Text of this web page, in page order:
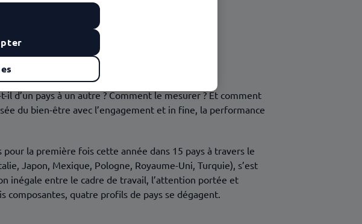
d’un pays à un autre ? Comment le mesurer ? Et comment
du bien-être avec l’engagement et in fine, la performance
pour la première fois cette année dans 15 pays à travers le
Japon, Mexique, Pologne, Royaume-Uni, Turquie), s’est
inégale entre le cadre de travail, l’attention portée et
composantes, quatre profils de pays se dégagent.